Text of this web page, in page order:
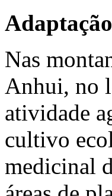
Nas
Anhui, no
atividade
cultivo
medicinal